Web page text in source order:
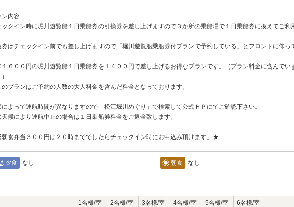
ン内容
ックイン時に堀川遊覧船１日乗船券の引換券を差し上げますので３か所の乗船場で１日乗船券に換えてご利
券はチェックイン前でも差し上げますので「堀川遊覧船乗船券付プランで予約している」とフロントに仰っ
１６００円の堀川遊覧船１日乗船券を１４００円で差し上げるお得なプランです。（プラン料金に含んでい
プランはご予約の人数の大人料金を含んだ料金となっております。
によって運航時間が異なりますので「松江堀川めぐり」で検索して公式ＨＰにてご確認下さい。
候により運航中止の場合は１日乗船券料金をご返金致します。
食弁当３００円は２０時まででしたらチェックイン時にお申込み頂けます。★
夕食 なし 朝食 なし
1名様/室 2名様/室 3名様/室 4名様/室 5名様/室 6名様/室